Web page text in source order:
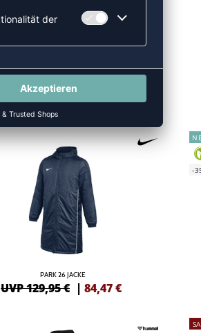
ENTRADA 26 WINTERJACKE KIDS
UVP 89,95 € |58,47€
PARK 26 JACKE
UVP 129,95 € | 84,47€
-